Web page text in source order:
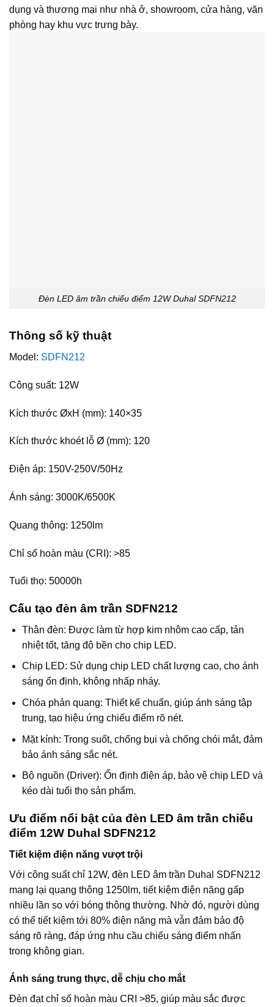
dụng và thương mại như nhà ở, showroom, cửa hàng, văn
phòng hay khu vực trưng bày.
Đèn LED âm trần chiếu điểm 12W Duhal SDFN212
Thông số kỹ thuật
Model: SDFN212
Công suất: 12W
Kích thước ØxH (mm): 140×35
Kích thước khoét lỗ Ø (mm): 120
Điện áp: 150V-250V/50Hz
Ánh sáng: 3000K/6500K
Quang thông: 1250lm
Chỉ số hoàn màu (CRI): >85
Tuổi thọ: 50000h
Cấu tạo đèn âm trần SDFN212
Thân đèn: Được làm từ hợp kim nhôm cao cấp, tản
nhiệt tốt, tăng độ bền cho chip LED.
Chip LED: Sử dụng chip LED chất lượng cao, cho ánh
sáng ổn định, không nhấp nháy.
Chóa phản quang: Thiết kế chuẩn, giúp ánh sáng tập
trung, tạo hiệu ứng chiếu điểm rõ nét.
Mặt kính: Trong suốt, chống bụi và chống chói mắt, đảm
bảo ánh sáng sắc nét.
Bộ nguồn (Driver): Ổn định điện áp, bảo vệ chip LED và
kéo dài tuổi thọ sản phẩm.
Ưu điểm nổi bật của đèn LED âm trần chiếu
điểm 12W Duhal SDFN212
Tiết kiệm điện năng vượt trội
Với công suất chỉ 12W, đèn LED âm trần Duhal SDFN212
mang lại quang thông 1250lm, tiết kiệm điện năng gấp
nhiều lần so với bóng thông thường. Nhờ đó, người dùng
có thể tiết kiệm tới 80% điện năng mà vẫn đảm bảo độ
sáng rõ ràng, đáp ứng nhu cầu chiếu sáng điểm nhấn
trong không gian.
Ánh sáng trung thực, dễ chịu cho mắt
Đèn đạt chỉ số hoàn màu CRI >85, giúp màu sắc được